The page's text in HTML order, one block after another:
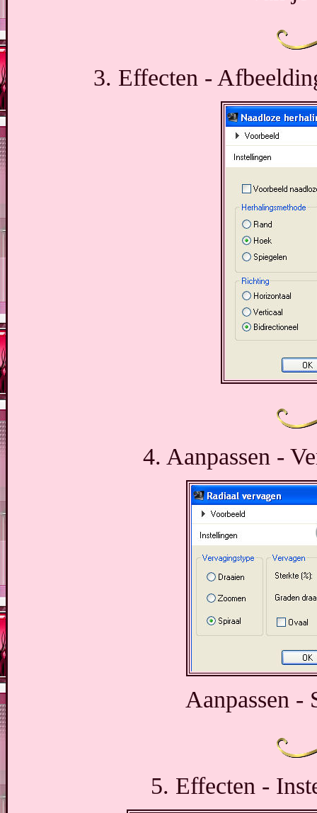
3. Effecten -
4. Aanpassen -
Aanpassen -
5. Effecten -